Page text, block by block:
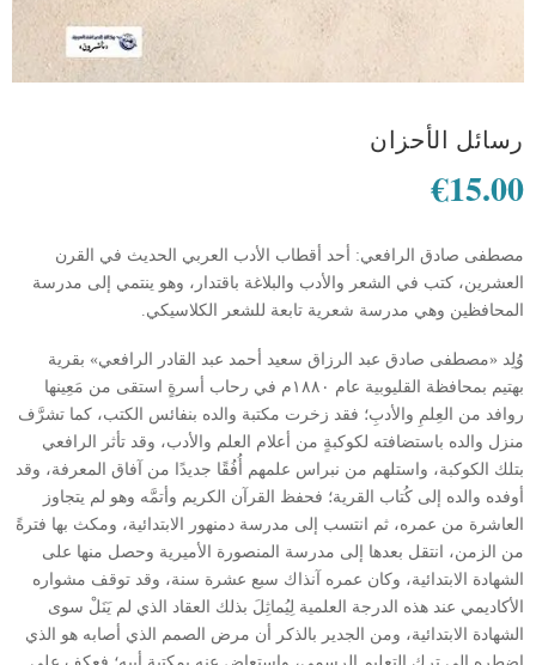
رسائل الأحزان
€15.00
مصطفى صادق الرافعي: أحد أقطاب الأدب العربي الحديث في القرن
العشرين، كتب في الشعر والأدب والبلاغة باقتدار، وهو ينتمي إلى مدرسة
المحافظين وهي مدرسة شعرية تابعة للشعر الكلاسيكي.
وُلِد «مصطفى صادق عبد الرزاق سعيد أحمد عبد القادر الرافعي» بقرية
بهتيم بمحافظة القليوبية عام ١٨٨٠م في رحاب أسرةٍ استقى من مَعِينها
روافد من العِلمِ والأدبِ؛ فقد زخرت مكتبة والده بنفائس الكتب، كما تشرَّف
منزل والده باستضافته لكوكبةٍ من أعلام العلم والأدب، وقد تأثر الرافعي
بتلك الكوكبة، واستلهم من نبراس علمهم أُفُقًا جديدًا من آفاق المعرفة، وقد
أوفده والده إلى كُتاب القرية؛ فحفظ القرآن الكريم وأتمَّه وهو لم يتجاوز
العاشرة من عمره، ثم انتسب إلى مدرسة دمنهور الابتدائية، ومكث بها فترةً
من الزمن، انتقل بعدها إلى مدرسة المنصورة الأميرية وحصل منها على
الشهادة الابتدائية، وكان عمره آنذاك سبع عشرة سنة، وقد توقف مشواره
الأكاديمي عند هذه الدرجة العلمية لِيُماثِلَ بذلك العقاد الذي لم يَنَلْ سوى
الشهادة الابتدائية، ومن الجدير بالذكر أن مرض الصمم الذي أصابه هو الذي